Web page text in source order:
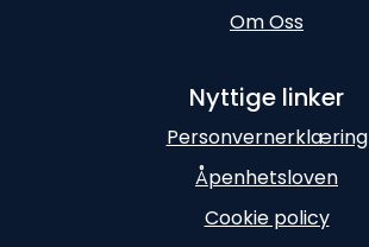
Om Oss
Nyttige linker
Personvernerklæring
Åpenhetsloven
Cookie policy